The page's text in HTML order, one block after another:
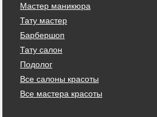
Мастер маникюра
Тату мастер
Барбершоп
Тату салон
Подолог
Все салоны красоты
Все мастера красоты